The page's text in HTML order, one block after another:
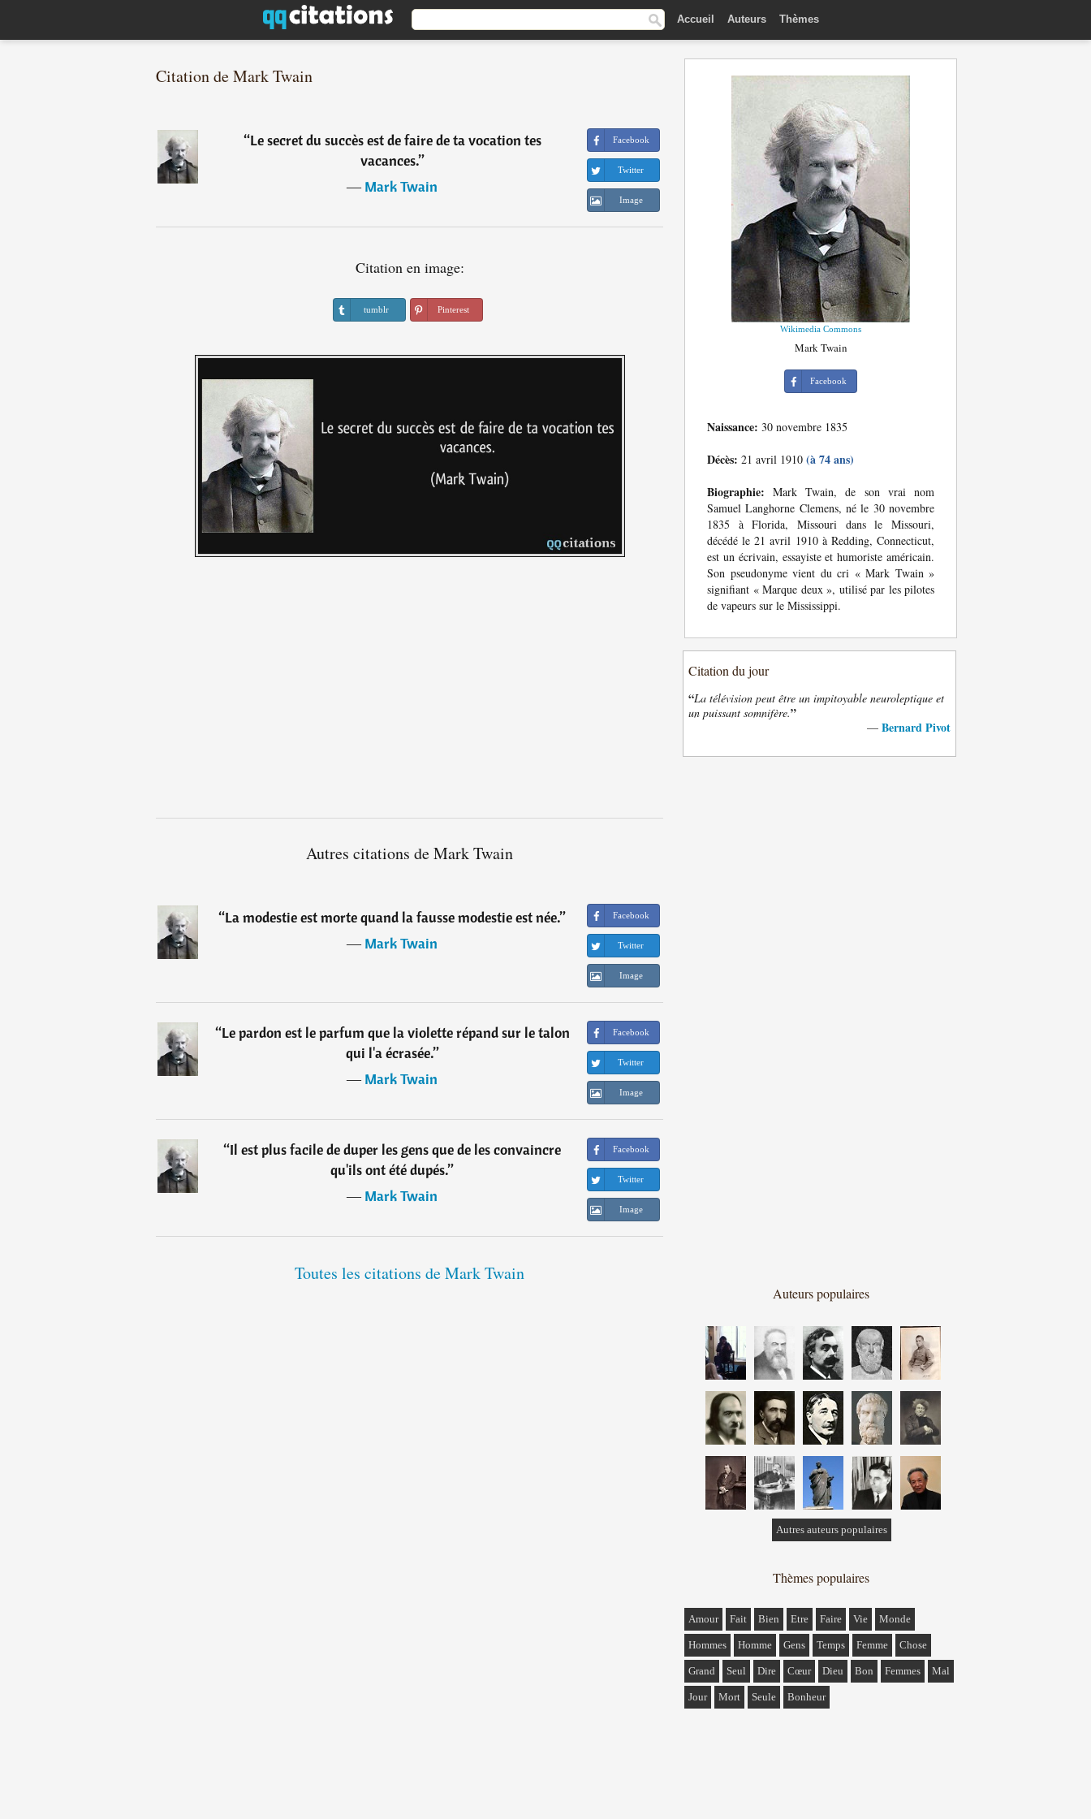
Accueil Auteurs Thèmes
Citation de Mark Twain
“Le secret du succès est de faire de ta vocation tes
vacances.”
―Mark Twain
Facebook
Twitter
Image
Citation en image:
tumblr Pinterest
Autres citations de Mark Twain
“La modestie est morte quand la fausse modestie est née.”
―Mark Twain
Facebook
Twitter
Image
“Le pardon est le parfum que la violette répand sur le talon
qui l'a écrasée.”
―Mark Twain
Facebook
Twitter
Image
“Il est plus facile de duper les gens que de les convaincre
qu'ils ont été dupés.”
―Mark Twain
Facebook
Twitter
Image
Toutes les citations de Mark Twain
Wikimedia Commons
Mark Twain
Facebook
Naissance: 30 novembre 1835
Décès: 21 avril 1910 (à 74 ans)
Biographie: Mark Twain, de son vrai nom
Samuel Langhorne Clemens, né le 30 novembre
1835 à Florida, Missouri dans le Missouri,
décédé le 21 avril 1910 à Redding, Connecticut,
est un écrivain, essayiste et humoriste américain.
Son pseudonyme vient du cri « Mark Twain »
signifiant « Marque deux », utilisé par les pilotes
de vapeurs sur le Mississippi.
Citation du jour
“La télévision peut être un impitoyable neuroleptique et
un puissant somnifère.”
— Bernard Pivot
Auteurs populaires
Autres auteurs populaires
Thèmes populaires
Amour Fait Bien Etre Faire Vie Monde
Hommes Homme Gens Temps Femme Chose
Grand Seul Dire Cœur Dieu Bon Femmes Mal
Jour Mort Seule Bonheur